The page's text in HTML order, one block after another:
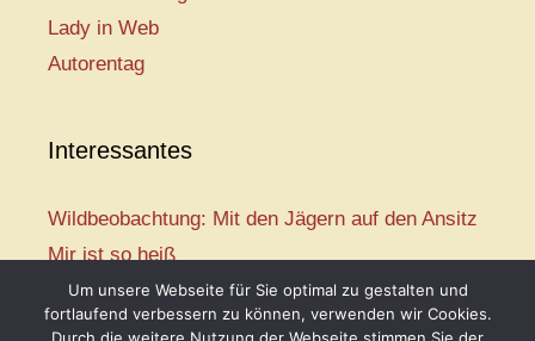
Lady in Web
Autorentag
Interessantes
Wildbeobachtung: Mit den Jägern auf den Ansitz
Mir ist so heiß
Mission: Rettungsschwimmer
Vogelwelt-Entdeckertour
Um unsere Webseite für Sie optimal zu gestalten und
fortlaufend verbessern zu können, verwenden wir Cookies.